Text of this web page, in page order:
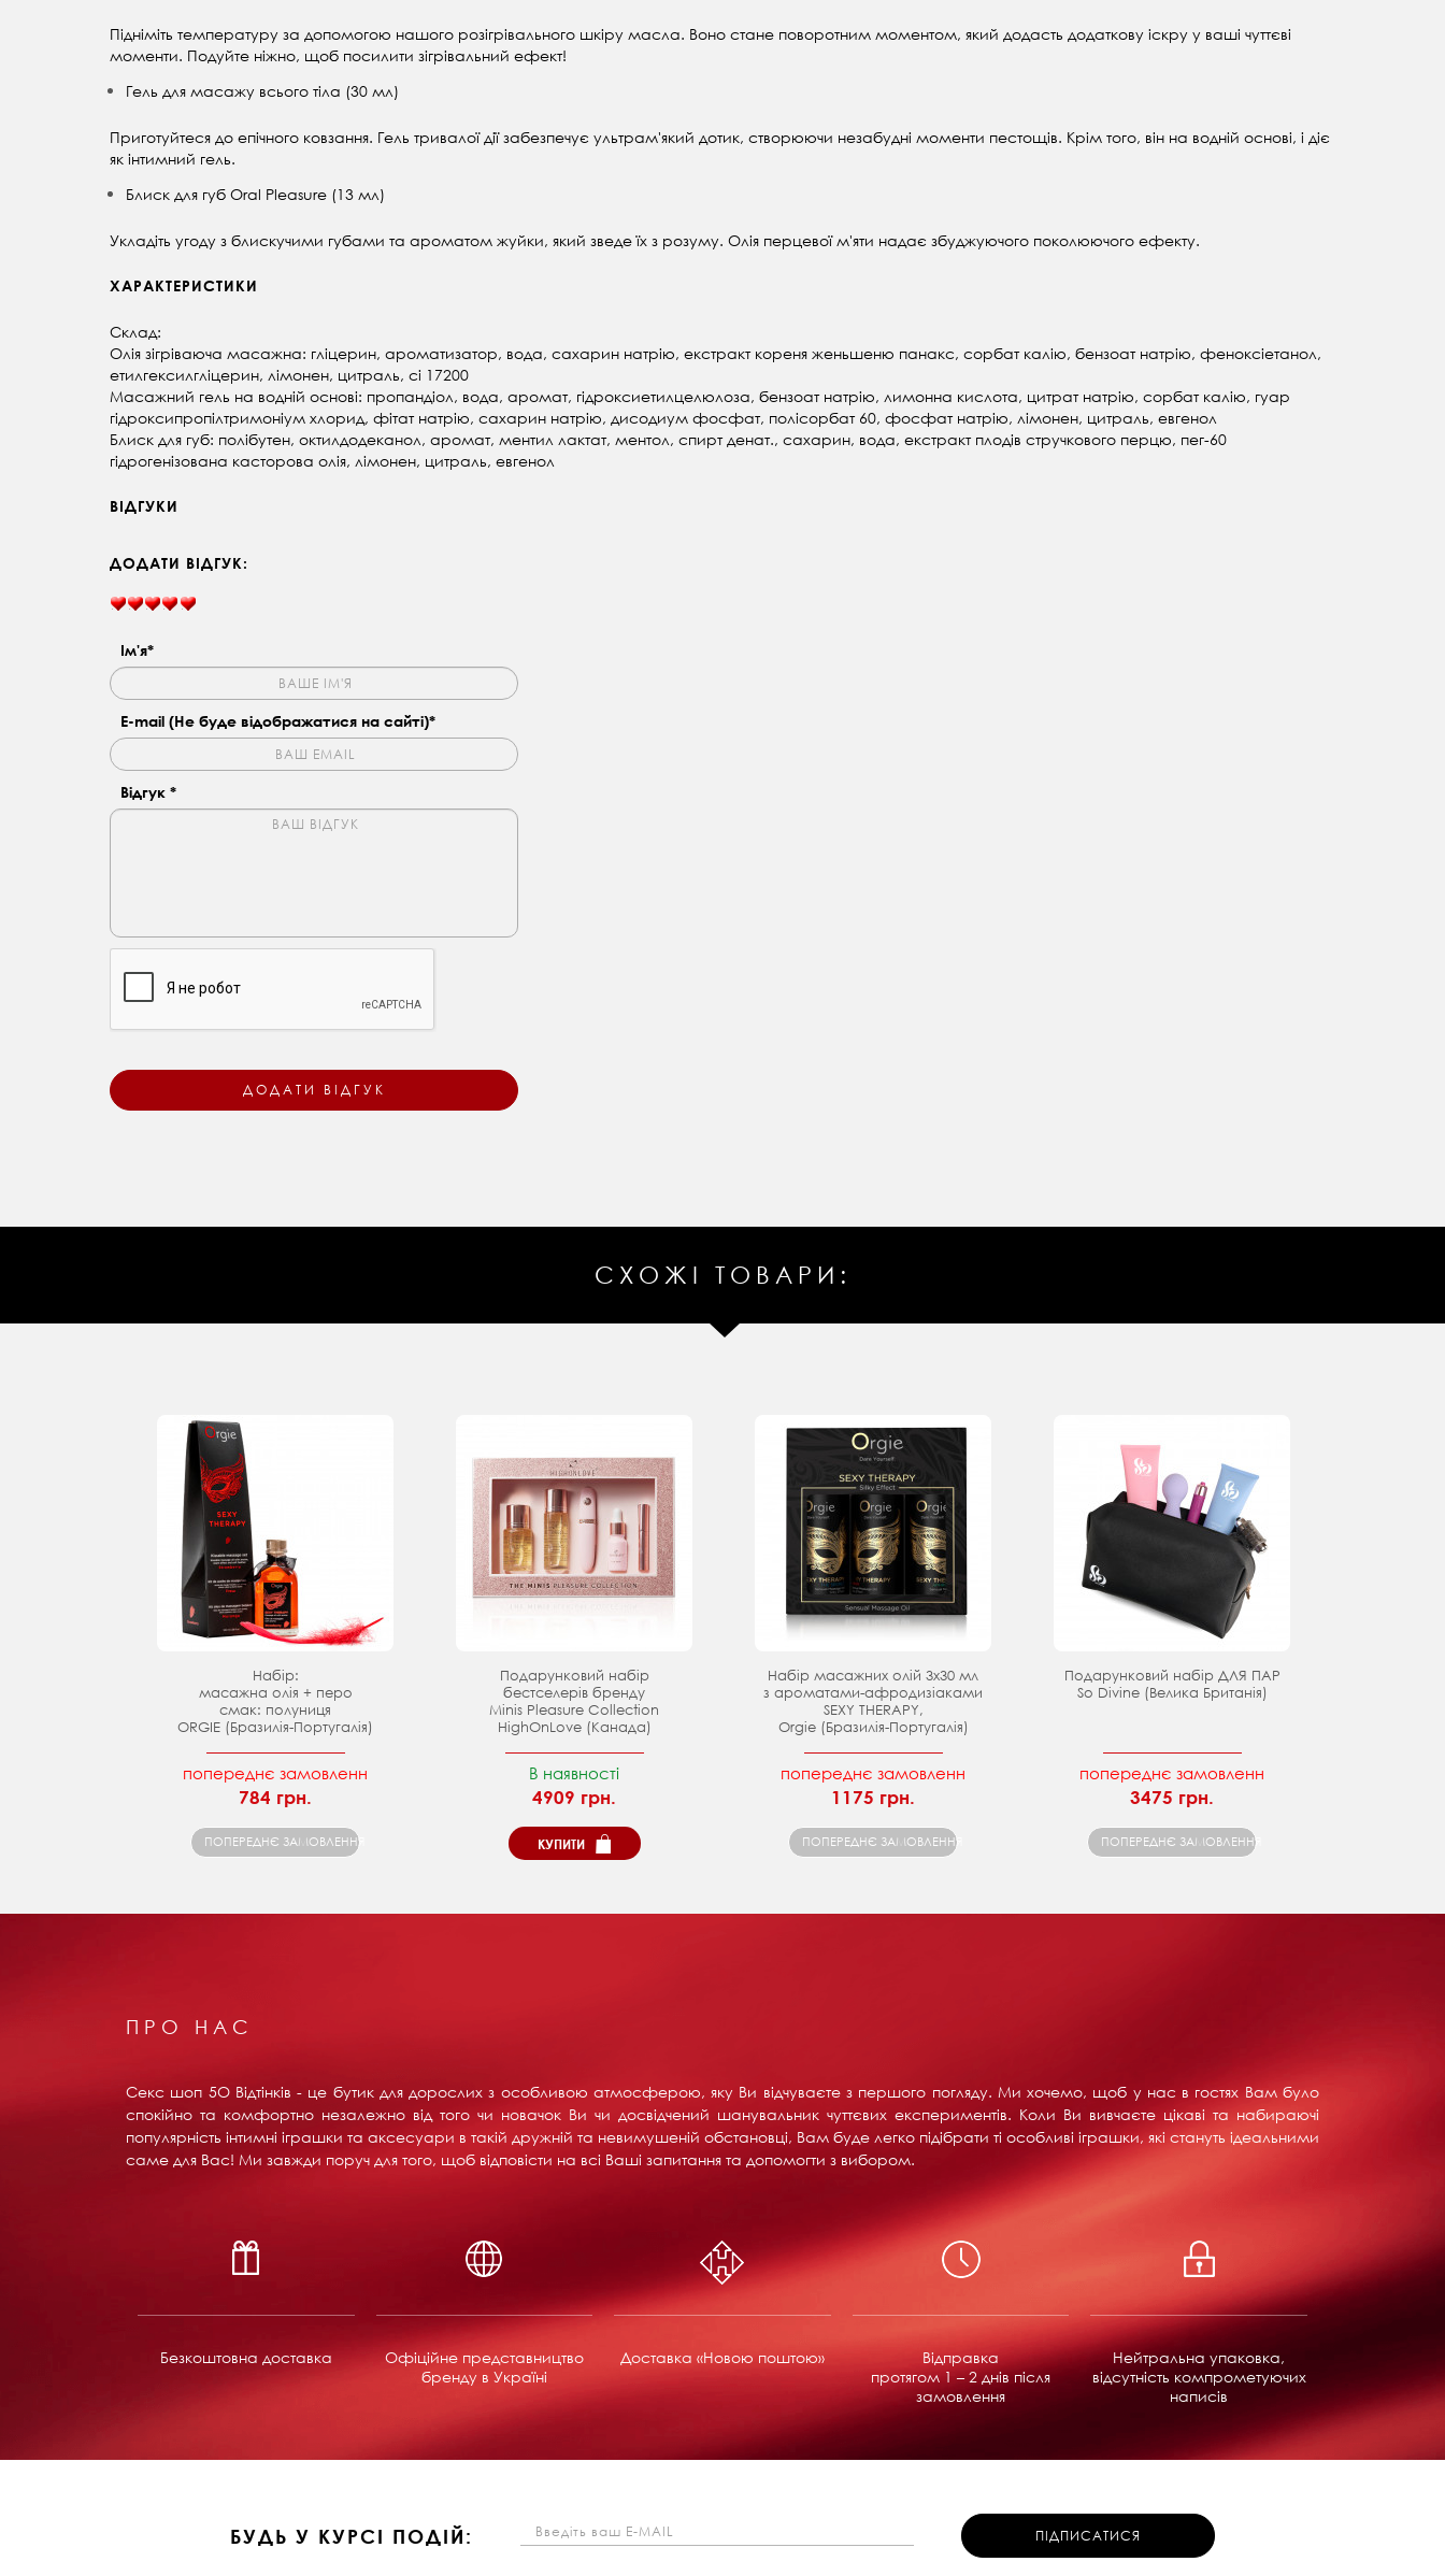
Підніміть температуру за допомогою нашого розігрівального шкіру масла. Воно стане поворотним моментом, який додасть додаткову іскру у ваші чуттєві
моменти. Подуйте ніжно, щоб посилити зігрівальний ефект!
Гель для масажу всього тіла (30 мл)
Приготуйтеся до епічного ковзання. Гель тривалої дії забезпечує ультрам'який дотик, створюючи незабудні моменти пестощів. Крім того, він на водній основі, і діє
як інтимний гель.
Блиск для губ Oral Pleasure (13 мл)
Укладіть угоду з блискучими губами та ароматом жуйки, який зведе їх з розуму. Олія перцевої м'яти надає збуджуючого поколюючого ефекту.
ХАРАКТЕРИСТИКИ
Склад:
Олія зігріваюча масажна: гліцерин, ароматизатор, вода, сахарин натрію, екстракт кореня женьшеню панакс, сорбат калію, бензоат натрію, феноксіетанол,
етилгексилгліцерин, лімонен, цитраль, ci 17200
Масажний гель на водній основі: пропандіол, вода, аромат, гідроксиетилцелюлоза, бензоат натрію, лимонна кислота, цитрат натрію, сорбат калію, гуар
гідроксипропілтримоніум хлорид, фітат натрію, сахарин натрію, дисодиум фосфат, полісорбат 60, фосфат натрію, лімонен, цитраль, евгенол
Блиск для губ: полібутен, октилдодеканол, аромат, ментил лактат, ментол, спирт денат., сахарин, вода, екстракт плодів стручкового перцю, пег-60
гідрогенізована касторова олія, лімонен, цитраль, евгенол
ВІДГУКИ
ДОДАТИ ВІДГУК:
Ім'я*
E-mail (Не буде відображатися на сайті)*
Відгук *
СХОЖІ ТОВАРИ:
Набір:
масажна олія + перо
смак: полуниця
ORGIE (Бразилія-Португалія)
попереднє замовленн
784 грн.
ПОПЕРЕДНЄ ЗАМОВЛЕННЯ
Подарунковий набір
бестселерів бренду
Minis Pleasure Collection
HighOnLove (Канада)
В наявності
4909 грн.
КУПИТИ
Набір масажних олій 3х30 мл
з ароматами-афродизіаками
SEXY THERAPY,
Orgie (Бразилія-Португалія)
попереднє замовленн
1175 грн.
ПОПЕРЕДНЄ ЗАМОВЛЕННЯ
Подарунковий набір ДЛЯ ПАР
So Divine (Велика Британія)
попереднє замовленн
3475 грн.
ПОПЕРЕДНЄ ЗАМОВЛЕННЯ
ПРО НАС
Секс шоп 5О Відтінків - це бутик для дорослих з особливою атмосферою, яку Ви відчуваєте з першого погляду. Ми хочемо, щоб у нас в гостях Вам було
спокійно та комфортно незалежно від того чи новачок Ви чи досвідчений шанувальник чуттєвих експериментів. Коли Ви вивчаєте цікаві та набираючі
популярність інтимні іграшки та аксесуари в такій дружній та невимушеній обстановці, Вам буде легко підібрати ті особливі іграшки, які стануть ідеальними
саме для Вас! Ми завжди поруч для того, щоб відповісти на всі Ваші запитання та допомогти з вибором.
Безкоштовна доставка
Офіційне представництво
бренду в Україні
Доставка «Новою поштою»
Відправка
протягом 1 – 2 днів після
замовлення
Нейтральна упаковка,
відсутність компрометуючих
написів
БУДЬ У КУРСІ ПОДІЙ: